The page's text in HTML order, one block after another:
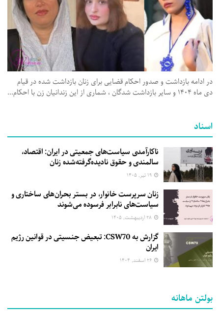
در ادامه بازداشت و صدور احکام قضایی برای زنان بازداشت شده در قیام
دی ماه ۱۴۰۴ و سایر بازداشت شدگان ، شماری از این زندانیان زن با احکام...
اسناد
ناکارآمدی سیاست‌های جمعیتی در ایران: اقتصاد،
سالمندی و حقوق نادیده‌گرفته‌شده زنان
زنان سرپرست خانوار، در بستر بحران‌های ساختاری و
سیاست‌های نابرابر فرسوده می‌شوند
گزارش به CSW70: تبعیض جنسیتی در قوانین رژیم
ایران
بولتن ماهانه